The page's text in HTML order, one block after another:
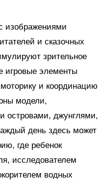
изображениями
и сказочных
зрительное
игровые элементы
и координацию
модели,
островами, джунглями,
день здесь может
где ребенок
исследователем
водных